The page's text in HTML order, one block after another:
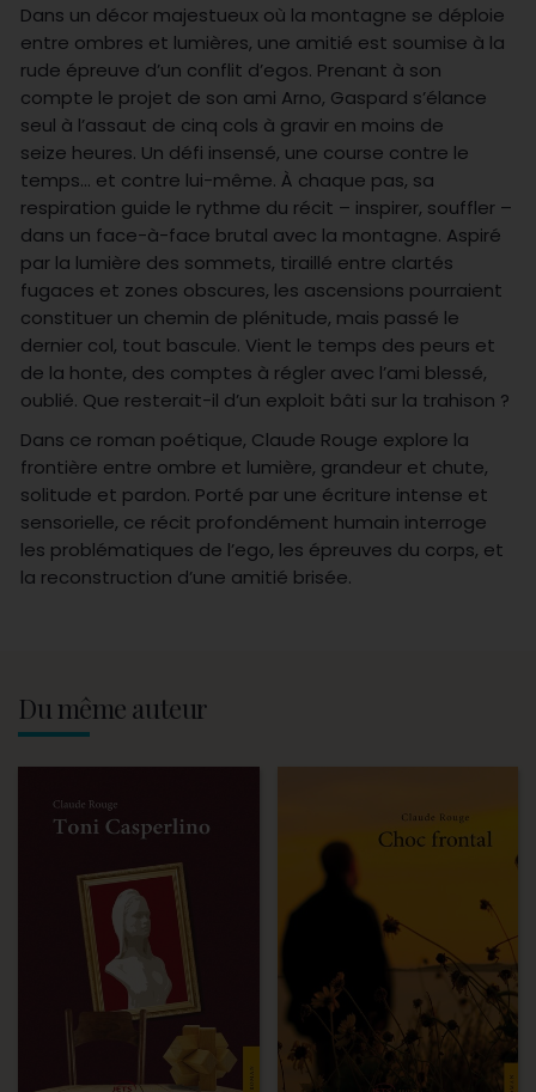
Dans un décor majestueux où la montagne se déploie
entre ombres et lumières, une amitié est soumise à la
rude épreuve d’un conflit d’egos. Prenant à son
compte le projet de son ami Arno, Gaspard s’élance
seul à l’assaut de cinq cols à gravir en moins de
seize heures. Un défi insensé, une course contre le
temps… et contre lui-même. À chaque pas, sa
respiration guide le rythme du récit – inspirer, souffler –
dans un face-à-face brutal avec la montagne. Aspiré
par la lumière des sommets, tiraillé entre clartés
fugaces et zones obscures, les ascensions pourraient
constituer un chemin de plénitude, mais passé le
dernier col, tout bascule. Vient le temps des peurs et
de la honte, des comptes à régler avec l’ami blessé,
oublié. Que resterait-il d’un exploit bâti sur la trahison ?
Dans ce roman poétique, Claude Rouge explore la
frontière entre ombre et lumière, grandeur et chute,
solitude et pardon. Porté par une écriture intense et
sensorielle, ce récit profondément humain interroge
les problématiques de l’ego, les épreuves du corps, et
la reconstruction d’une amitié brisée.
Du même auteur